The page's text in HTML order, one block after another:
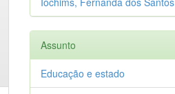
Assunto
Educação e estado